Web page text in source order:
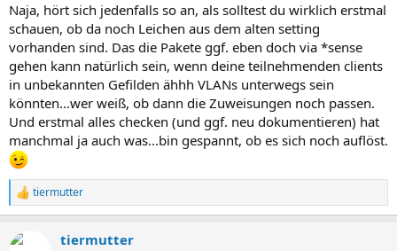
Naja, hört sich jedenfalls so an, als solltest du wirklich erstmal
schauen, ob da noch Leichen aus dem alten setting
vorhanden sind. Das die Pakete ggf. eben doch via *sense
gehen kann natürlich sein, wenn deine teilnehmenden clients
in unbekannten Gefilden ähhh VLANs unterwegs sein
könnten...wer weiß, ob dann die Zuweisungen noch passen.
Und erstmal alles checken (und ggf. neu dokumentieren) hat
manchmal ja auch was...bin gespannt, ob es sich noch auflöst.
R
e
k
tiermutter
tiermutter